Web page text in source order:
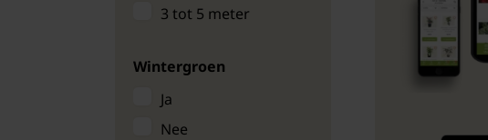
3 tot 5 meter
Wintergroen
Ja
Nee